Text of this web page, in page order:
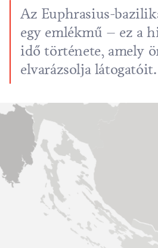
Az Euphrasius-
egy emlékmű – ez a
idő története, amely
elvarázsolja látogatóit.